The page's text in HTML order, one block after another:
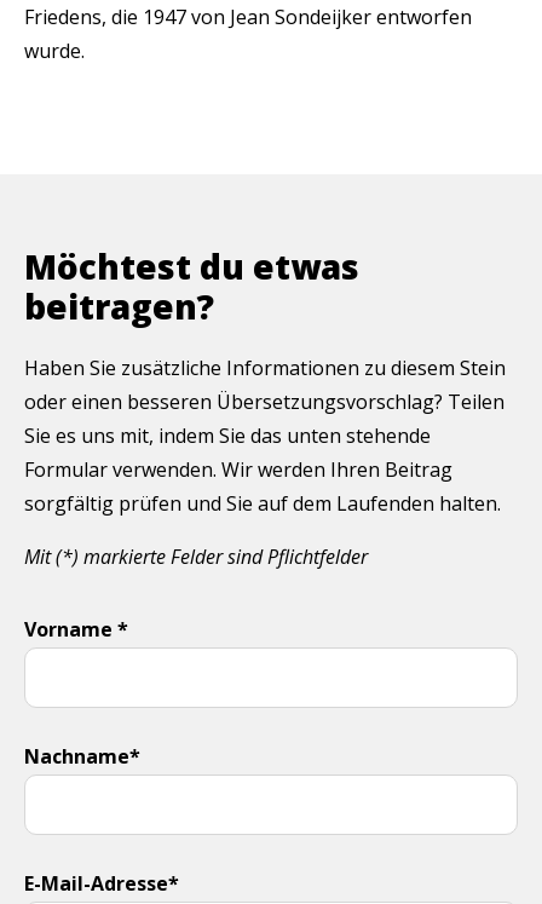
Friedens, die 1947 von Jean Sondeijker entworfen
wurde.
Möchtest du etwas
beitragen?
Haben Sie zusätzliche Informationen zu diesem Stein
oder einen besseren Übersetzungsvorschlag? Teilen
Sie es uns mit, indem Sie das unten stehende
Formular verwenden. Wir werden Ihren Beitrag
sorgfältig prüfen und Sie auf dem Laufenden halten.
Mit (*) markierte Felder sind Pflichtfelder
Vorname *
Nachname*
E-Mail-Adresse*